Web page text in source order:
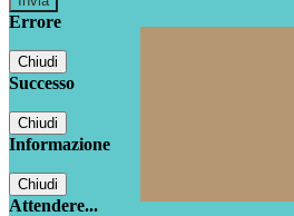
Errore
Chiudi
Successo
Chiudi
Informazione
Chiudi
Attendere...